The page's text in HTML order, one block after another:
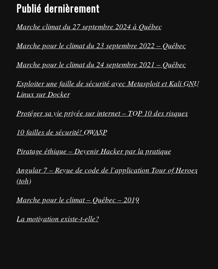
Publié dernièrement
Marche climat du 27 septembre 2024 à Québec
Marche pour le climat du 23 septembre 2022 – Québec
Marche pour le climat du 24 septembre 2021 – Québec
Exploiter une faille de sécurité avec Metasploit et Kali GNU
Linux sur Docker
Protéger sa vie privée sur internet – TOP 10 des risques
10 failles de sécurité! OWASP
Piratage éthique – Devenir Hacker par la pratique
Angular 7 – Revue de code de l’application Tour of Heroes
(toh)
Marche pour le climat – Québec – 2019
La motivation existe-t-elle?